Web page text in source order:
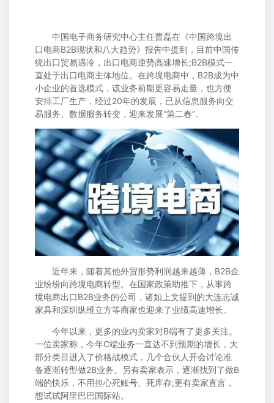
中国电子商务研究中心主任曹磊在《中国跨境出
口电商B2B现状和八大趋势》报告中提到，目前中国传
统出口贸易遇冷，出口电商逆势高速增长;B2B模式一
直处于出口电商主体地位。在跨境电商中，B2B成为中
小企业的首选模式，该业务前期更容易走量，也方便
安排工厂生产，经过20年的发展，已从信息服务向交
易服务、数据服务转变，迎来发展“第二春”。
近年来，随着其他外贸形势利润越来越薄，B2B企
业纷纷向跨境电商转型。在国家政策助推下，从事跨
境电商出口B2B业务的公司，诸如上文提到的大连志诚
家具和深圳纵维立方等商家也迎来了业绩高速增长。
今年以来，更多的业内卖家对B端有了更多关注。
一位卖家称，今年C端业务一直达不到预期的增长，大
部分类目进入了价格战模式，几个合伙人开会讨论准
备逐渐转型做2B业务。另有卖家表示，逐渐找到了做B
端的快乐，不用担心死账号、死库存;更有卖家直言，
想试试阿里巴巴国际站。